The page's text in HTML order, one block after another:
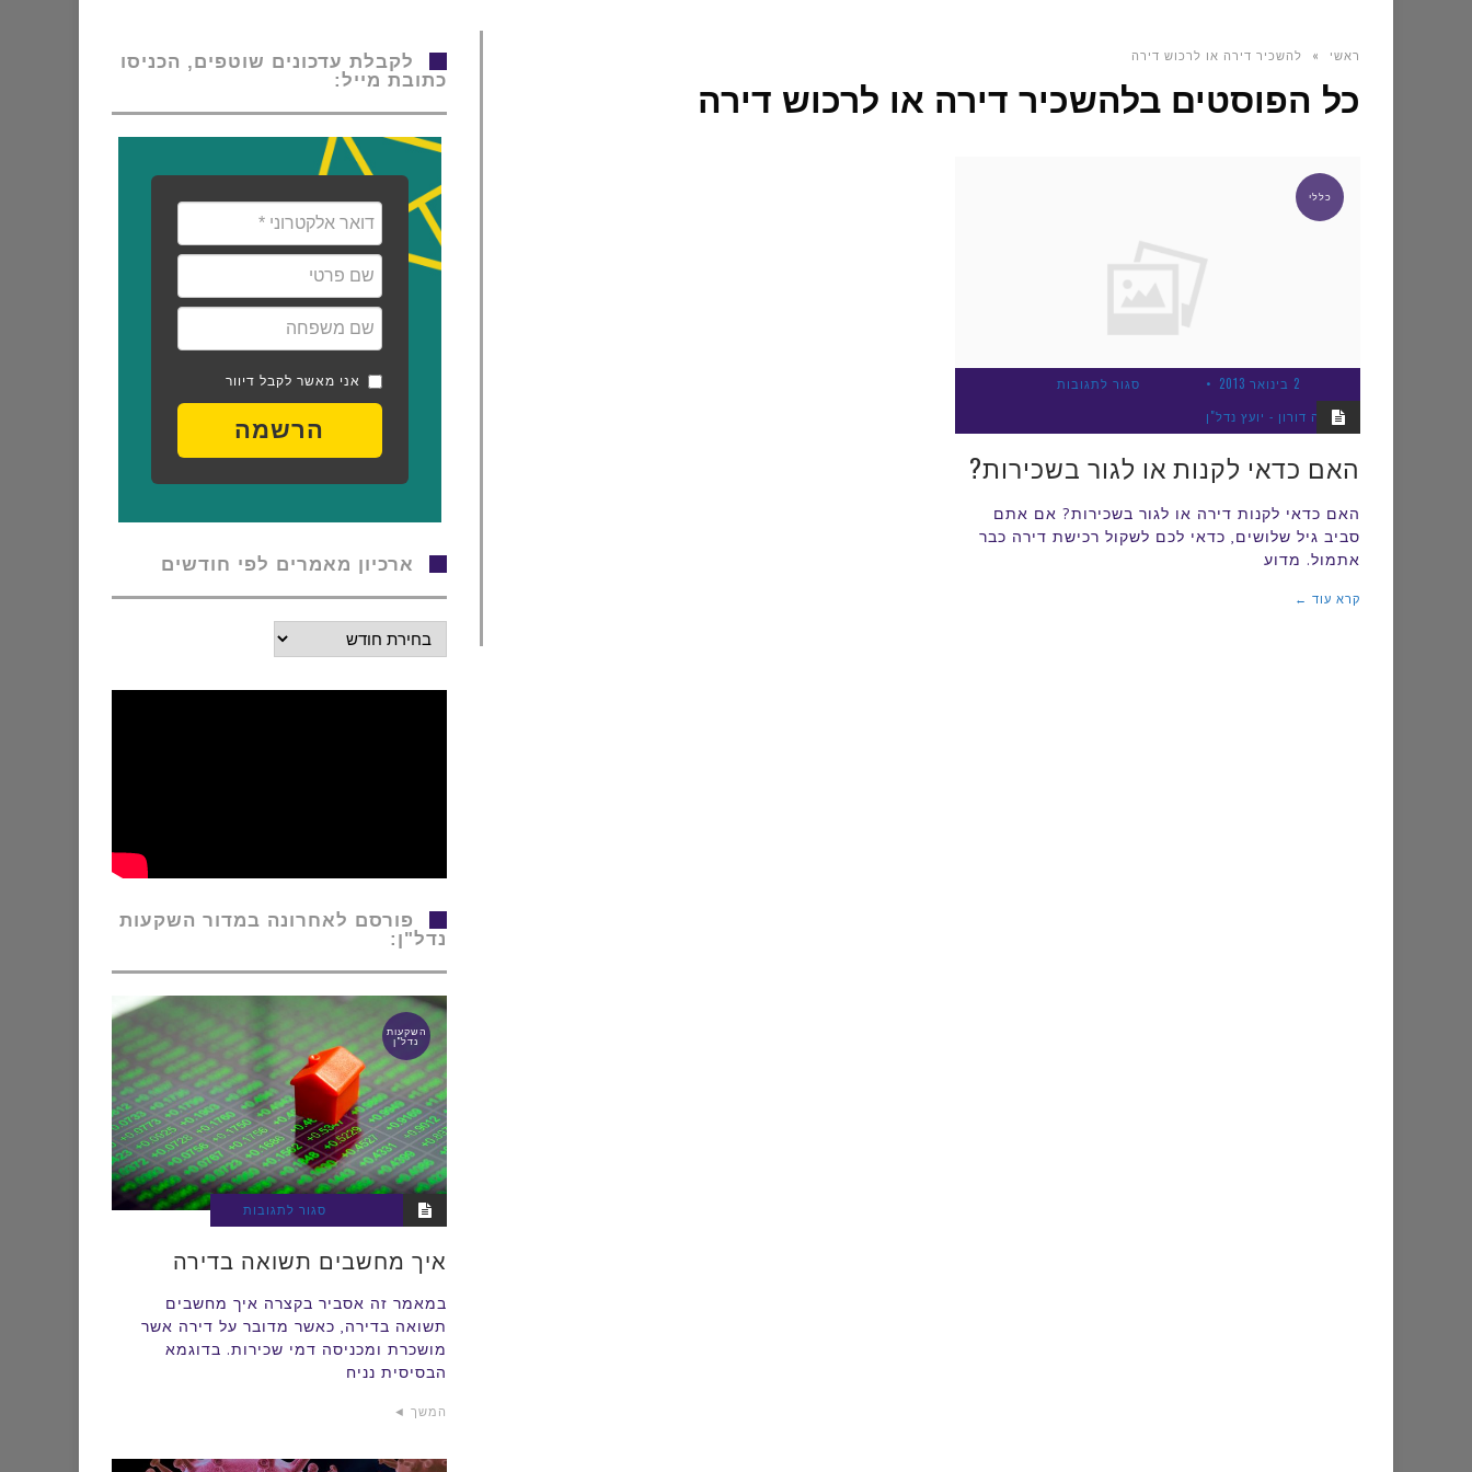
ראשי » להשכיר דירה או לרכוש דירה
כל הפוסטים בלהשכיר דירה או לרכוש דירה
כללי
2 בינואר 2013 סגור לתגובות
לקנות
לגור
צביקה דורון - יועץ נדל"ן
האם כדאי לקנות או לגור בשכירות?
האם כדאי לקנות דירה או לגור בשכירות? אם אתם
סביב גיל שלושים, כדאי לכם לשקול רכישת דירה כבר
אתמול. מדוע
קרא עוד ←
לקבלת עדכונים שוטפים, הכניסו
כתובת מייל:
אני מאשר לקבל דיוור
הרשמה
ארכיון מאמרים לפי חודשים
ארכיון
מאמרים
פורסם לאחרונה במדור השקעות
נדל"ן:
השקעות
נדל"ן
סגור לתגובות
על
מחשבים
תשואה
בדירה
איך מחשבים תשואה בדירה
במאמר זה אסביר בקצרה איך מחשבים
תשואה בדירה, כאשר מדובר על דירה אשר
מושכרת ומכניסה דמי שכירות. בדוגמא
הבסיסית נניח
המשך ◄